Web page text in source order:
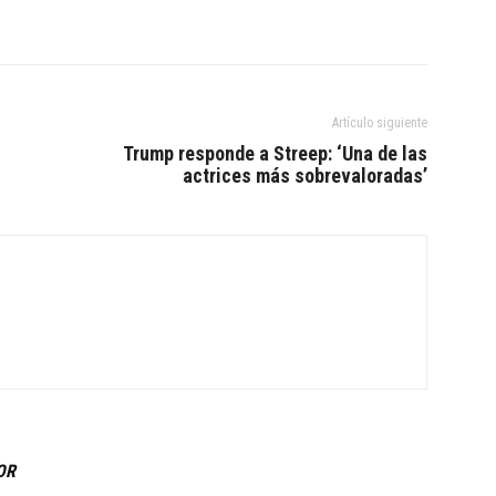
Artículo siguiente
Trump responde a Streep: ‘Una de las
actrices más sobrevaloradas’